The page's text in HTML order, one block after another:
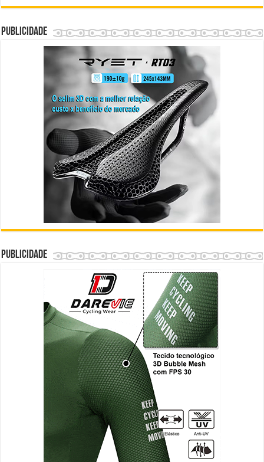
Publicidade
Publicidade